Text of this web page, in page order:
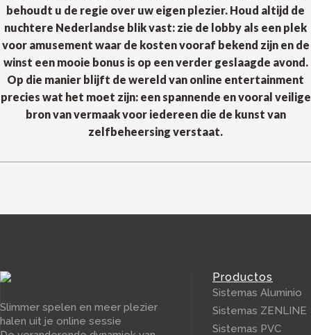
behoudt u de regie over uw eigen plezier. Houd altijd de
nuchtere Nederlandse blik vast: zie de lobby als een plek
voor amusement waar de kosten vooraf bekend zijn en de
winst een mooie bonus is op een verder geslaagde avond.
Op die manier blijft de wereld van online entertainment
precies wat het moet zijn: een spannende en vooral veilige
bron van vermaak voor iedereen die de kunst van
zelfbeheersing verstaat.
Slimmer spelen en meer plezier
halen uit je online sessie
Productos
Sistemas Aluminio
Sistemas ZENLINE
Sistemas PVC